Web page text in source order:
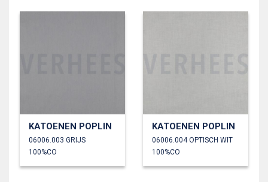
KATOENEN POPLIN
06006.003 GRIJS
100%CO
KATOENEN POPLIN
06006.004 OPTISCH WIT
100%CO